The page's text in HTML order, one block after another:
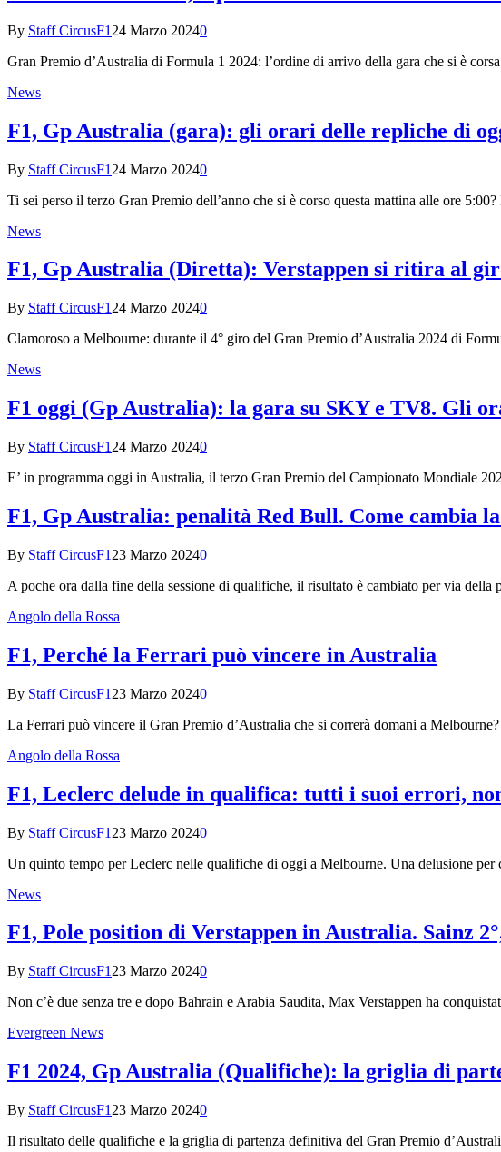
By Staff CircusF1 24 Marzo 20240
Gran Premio d’Australia di Formula 1 2024: l’ordine di arrivo della gara che si è
News
F1, Gp Australia (gara): gli orari delle repliche di
By Staff CircusF1 24 Marzo 20240
Ti sei perso il terzo Gran Premio dell’anno che si è corso questa mattina alle ore
News
F1, Gp Australia (Diretta): Verstappen si ritira al
By Staff CircusF1 24 Marzo 20240
Clamoroso a Melbourne: durante il 4° giro del Gran Premio d’Australia 2024 di
News
F1 oggi (Gp Australia): la gara su SKY e TV8. Gli
By Staff CircusF1 24 Marzo 20240
E’ in programma oggi in Australia, il terzo Gran Premio del Campionato Mondiale
F1, Gp Australia: penalità Red Bull. Come cambia
By Staff CircusF1 23 Marzo 20240
A poche ora dalla fine della sessione di qualifiche, il risultato è cambiato per via
Angolo della Rossa
F1, Perché la Ferrari può vincere in Australia
By Staff CircusF1 23 Marzo 20240
La Ferrari può vincere il Gran Premio d’Australia che si correrà domani a
Angolo della Rossa
F1, Leclerc delude in qualifica: tutti i suoi errori,
By Staff CircusF1 23 Marzo 20240
Un quinto tempo per Leclerc nelle qualifiche di oggi a Melbourne. Una delusione
News
F1, Pole position di Verstappen in Australia. Sainz
By Staff CircusF1 23 Marzo 20240
Non c’è due senza tre e dopo Bahrain e Arabia Saudita, Max Verstappen ha
Evergreen News
F1 2024, Gp Australia (Qualifiche): la griglia di
By Staff CircusF1 23 Marzo 20240
Il risultato delle qualifiche e la griglia di partenza definitiva del Gran Premio